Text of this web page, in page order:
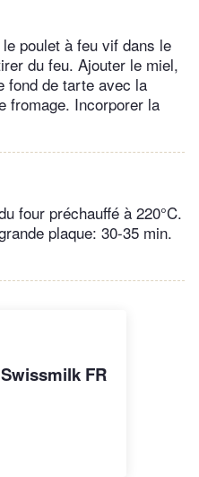
poulet à feu vif dans le
du feu. Ajouter le miel,
fond de tarte avec la
fromage. Incorporer la
four préchauffé à 220°C.
plaque: 30-35 min.
Swissmilk FR